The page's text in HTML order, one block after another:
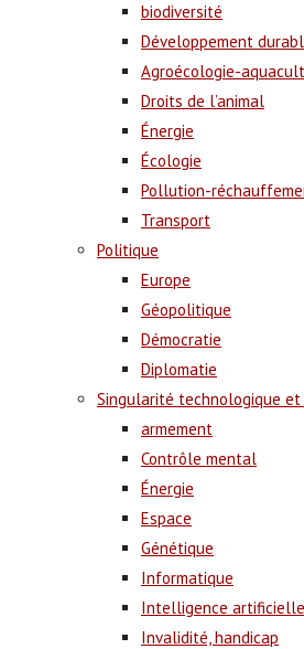
biodiversité
Développement
Agroécologie-
Droits de l’animal
Énergie
Écologie
Pollution-
Transport
Politique
Europe
Géopolitique
Démocratie
Diplomatie
Singularité technologique
armement
Contrôle mental
Énergie
Espace
Génétique
Informatique
Intelligence artificielle
Invalidité, handicap